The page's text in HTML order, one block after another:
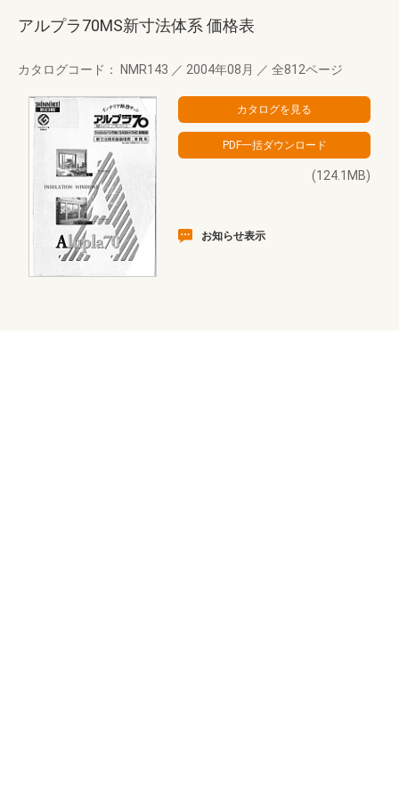
アルプラ70MS新寸法体系 価格表
カタログコード： NMR143 ／ 2004年08月 ／ 全812ページ
(124.1MB)
お知らせ表示